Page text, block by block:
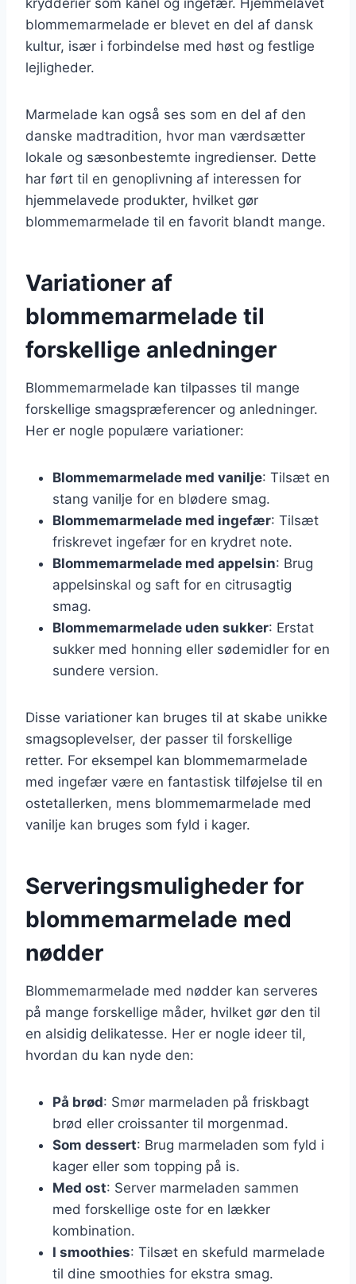
blommemarmelade er blevet en del af dansk
kultur, især i forbindelse med høst og festlige
lejligheder.
Marmelade kan også ses som en del af den
danske madtradition, hvor man værdsætter
lokale og sæsonbestemte ingredienser. Dette
har ført til en genoplivning af interessen for
hjemmelavede produkter, hvilket gør
blommemarmelade til en favorit blandt mange.
Variationer af
blommemarmelade til
forskellige anledninger
Blommemarmelade kan tilpasses til mange
forskellige smagspræferencer og anledninger.
Her er nogle populære variationer:
Blommemarmelade med vanilje: Tilsæt en
stang vanilje for en blødere smag.
Blommemarmelade med ingefær: Tilsæt
friskrevet ingefær for en krydret note.
Blommemarmelade med appelsin: Brug
appelsinskal og saft for en citrusagtig
smag.
Blommemarmelade uden sukker: Erstat
sukker med honning eller sødemidler for en
sundere version.
Disse variationer kan bruges til at skabe unikke
smagsoplevelser, der passer til forskellige
retter. For eksempel kan blommemarmelade
med ingefær være en fantastisk tilføjelse til en
ostetallerken, mens blommemarmelade med
vanilje kan bruges som fyld i kager.
Serveringsmuligheder for
blommemarmelade med
nødder
Blommemarmelade med nødder kan serveres
på mange forskellige måder, hvilket gør den til
en alsidig delikatesse. Her er nogle ideer til,
hvordan du kan nyde den:
På brød: Smør marmeladen på friskbagt
brød eller croissanter til morgenmad.
Som dessert: Brug marmeladen som fyld i
kager eller som topping på is.
Med ost: Server marmeladen sammen
med forskellige oste for en lækker
kombination.
I smoothies: Tilsæt en skefuld marmelade
til dine smoothies for ekstra smag.